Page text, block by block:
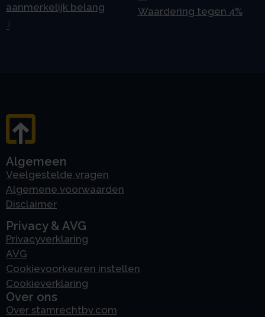
aanmerkelijk belang
Waardering tegen 4%
Algemeen
Veelgestelde vragen
Algemene voorwaarden
Disclaimer
Privacy & AVG
Privacyverklaring
AVG
Cookievoorkeuren instellen
Cookieverklaring
Over ons
Over stamrechtbv.com